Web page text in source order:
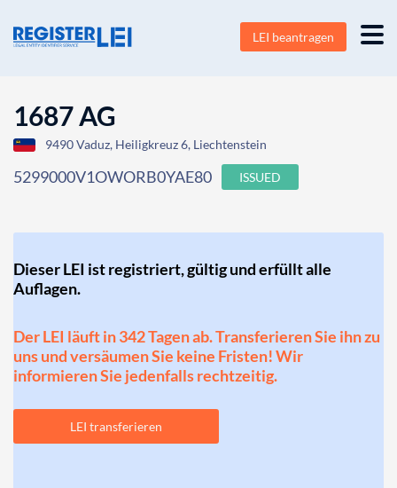
LEI beantragen
1687 AG
9490 Vaduz, Heiligkreuz 6, Liechtenstein
5299000V1OWORB0YAE80 ISSUED
Dieser LEI ist registriert, gültig und erfüllt alle
Auflagen.
Der LEI läuft in 342 Tagen ab. Transferieren Sie ihn zu
uns und versäumen Sie keine Fristen! Wir
informieren Sie jedenfalls rechtzeitig.
LEI transferieren